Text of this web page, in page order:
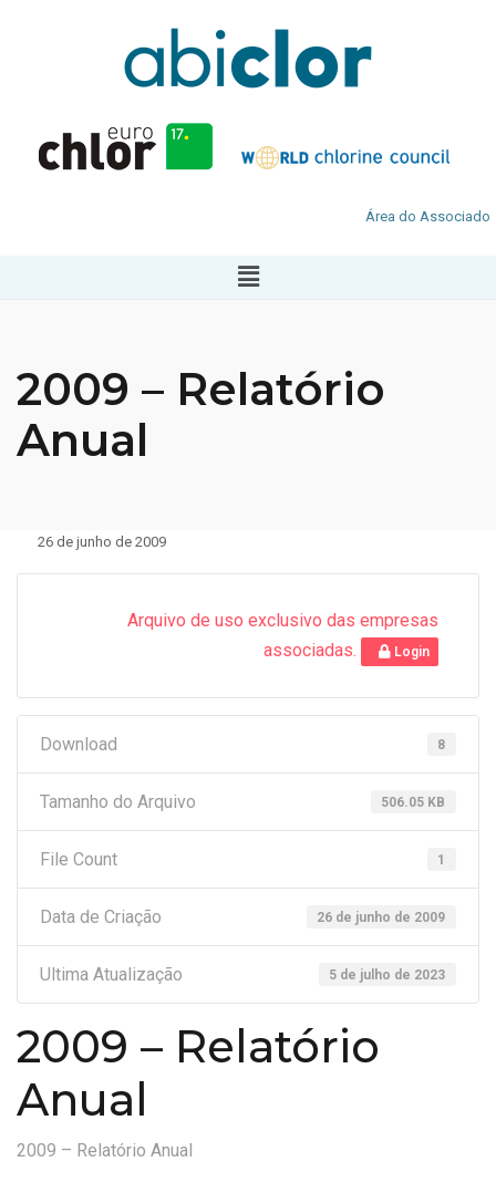
Área do Associado
2009 – Relatório
Anual
26 de junho de 2009
Arquivo de uso exclusivo das empresas
associadas.
Login
Download 8
Tamanho do Arquivo 506.05 KB
File Count 1
Data de Criação 26 de junho de 2009
Ultima Atualização 5 de julho de 2023
2009 – Relatório
Anual
2009 – Relatório Anual